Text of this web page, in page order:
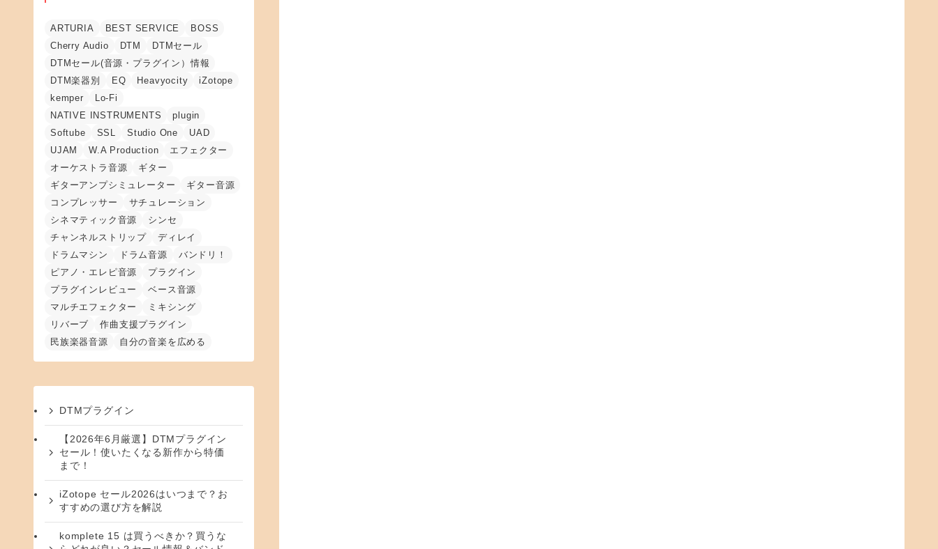
ARTURIA BEST SERVICE
BOSS
Cherry Audio
DTM
DTMセール
DTMセール(音源・プラグイン）情報
DTM楽器別
EQ Heavyocity
iZotope
kemper
Lo-Fi
NATIVE INSTRUMENTS
plugin
Softube
SSL Studio One
UAD
UJAM
W.A Production
エフェクター
オーケストラ音源
ギター
ギターアンプシミュレーター
ギター音源
コンプレッサー
サチュレーション
シネマティック音源
シンセ
チャンネルストリップ
ディレイ
ドラムマシン
ドラム音源
バンドリ！
ピアノ・エレピ音源
プラグイン
プラグインレビュー
ベース音源
マルチエフェクター
ミキシング
リバーブ
作曲支援プラグイン
民族楽器音源
自分の音楽を広める
DTMプラグイン
【2026年6月厳選】DTMプラグイン
セール！使いたくなる新作から特価
まで！
iZotope セール2026はいつまで？お
すすめの選び方を解説
komplete 15 は買うべきか？買うな